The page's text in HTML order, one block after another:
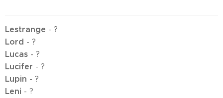
Lestrange - ?
Lord - ?
Lucas - ?
Lucifer - ?
Lupin - ?
Leni - ?